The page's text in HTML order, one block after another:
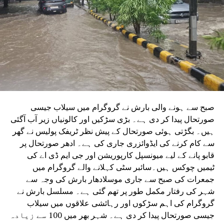
ہے۔ یہ ایجنسی دونوں راستوں پر تعمیراتی کام کرے گی۔
دونوں راستوں پر سول کام کے لیے منتخب کردہ ایجنسی لارسن
اینڈ ٹوبرو (L&T) ہے۔ سول ورک کی تخمینہ لاگت 1,200 کروڑ
ہے۔اس لائن پر آٹھ اسٹیشن بنائے جائیں گے۔ ان میں
سیکٹر-38A بوٹینیکل گارڈن، سیکٹر-44، نوئیڈا آفس، سیکٹر-96،
سیکٹر-97، سیکٹر-105، سیکٹر-108، سیکٹر-93، اور پنچشیل
بوائز انٹر کالج شامل ہوں گے۔
صبح سے ہونے والی بارش نے گروگرام میں سیلاب جیسی
صورتحال پیدا کر دی ہے۔ بڑی سڑکیں اور کالونیاں زیر آب آگئی
ہیں۔ بگڑتی ہوئی صورتحال کے پیش نظر ٹریفک پولیس نے گھر
سے کام کرنے کی ایڈوائزری جاری کی ہے۔ ادھر صورتحال پر
قابو پانے کے لیے میونسپل کارپوریشن اور جی ایم ڈی اے کی
ٹیمیں چوکس ہیں۔سائبر سٹی کہلانے والے گروگرام میں
جمعرات کی صبح سے جاری موسلادھار بارش کی وجہ سے
شہر کی رفتار مکمل طور پر تھم گئی ہے۔ مسلسل بارش نے
گروگرام کی اہم سڑکوں اور رہائشی علاقوں میں سیلاب
جیسی صورتحال پیدا کر دی ہے۔ شہر بھر میں 100 سے زیادہ